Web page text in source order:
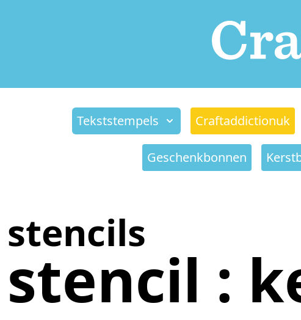
Tekststempels Craftaddictionuk
Geschenkbonnen
stencils
stencil :